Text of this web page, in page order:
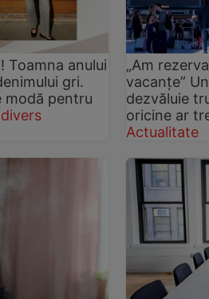
Toamna anului
gri.
modă pentru
„Am
vacanțe”
dezvăluie
oricine ar
Actualitate